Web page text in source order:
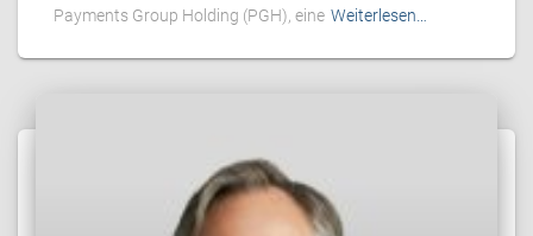
Payments Group Holding (PGH), eine Weiterlesen…